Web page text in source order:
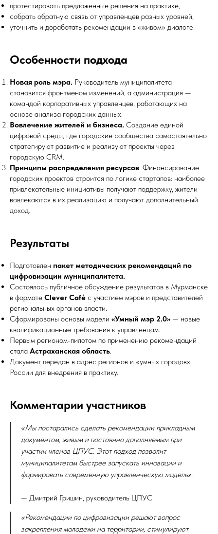
протестировать предложенные решения на практике,
собрать обратную связь от управленцев разных уровней,
уточнить и доработать рекомендации в «живом» диалоге.
Особенности подхода
Новая роль мэра. Руководитель муниципалитета
становится фронтменом изменений, а администрация —
командой корпоративных управленцев, работающих на
основе анализа городских данных.
Вовлечение жителей и бизнеса. Создание единой
цифровой среды, где городские сообщества самостоятельно
стратегируют развитие и реализуют проекты через
городскую CRM.
Принципы распределения ресурсов. Финансирование
городских проектов строится по логике стартапов: наиболее
привлекательные инициативы получают поддержку, жители
вовлекаются в их реализацию и получают дополнительный
доход.
Результаты
Подготовлен пакет методических рекомендаций по
цифровизации муниципалитета.
Состоялось публичное обсуждение результатов в Мурманске
в формате Clever Café с участием мэров и представителей
региональных органов власти.
Сформированы основы модели «Умный мэр 2.0» — новые
квалификационные требования к управленцам.
Первым регионом-пилотом по применению рекомендаций
стала Астраханская область.
Документ передан в адрес регионов и «умных городов»
России для внедрения в практику.
Комментарии участников
«Мы постарались сделать рекомендации прикладным
документом, живым и постоянно дополняемым при
участии членов ЦПУС. Этот подход позволит
муниципалитетам быстрее запускать инновации и
формировать современную управленческую модель».
— Дмитрий Гришин, руководитель ЦПУС
«Рекомендации по цифровизации решают вопрос
закрепления молодежи на территории, стимулируют